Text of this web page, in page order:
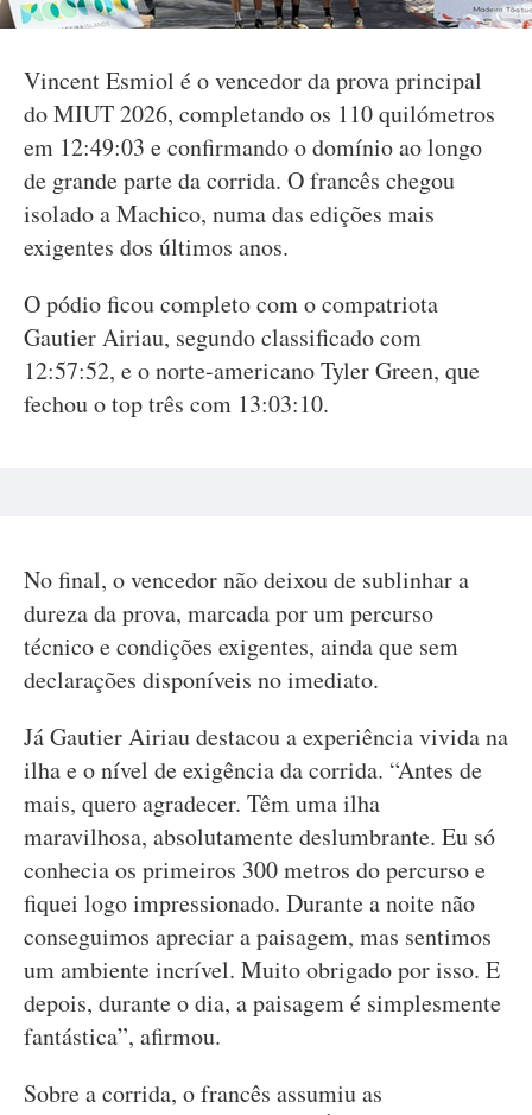
Vincent Esmiol é o vencedor da prova principal
do MIUT 2026, completando os 110 quilómetros
em 12:49:03 e confirmando o domínio ao longo
de grande parte da corrida. O francês chegou
isolado a Machico, numa das edições mais
exigentes dos últimos anos.
O pódio ficou completo com o compatriota
Gautier Airiau, segundo classificado com
12:57:52, e o norte-americano Tyler Green, que
fechou o top três com 13:03:10.
No final, o vencedor não deixou de sublinhar a
dureza da prova, marcada por um percurso
técnico e condições exigentes, ainda que sem
declarações disponíveis no imediato.
Já Gautier Airiau destacou a experiência vivida na
ilha e o nível de exigência da corrida. “Antes de
mais, quero agradecer. Têm uma ilha
maravilhosa, absolutamente deslumbrante. Eu só
conhecia os primeiros 300 metros do percurso e
fiquei logo impressionado. Durante a noite não
conseguimos apreciar a paisagem, mas sentimos
um ambiente incrível. Muito obrigado por isso. E
depois, durante o dia, a paisagem é simplesmente
fantástica”, afirmou.
Sobre a corrida, o francês assumiu as